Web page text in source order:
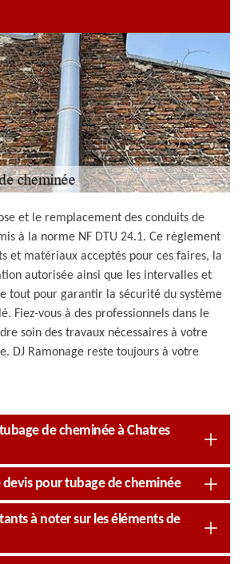
et le remplacement des conduits de
à la norme NF DTU 24.1. Ce règlement
et matériaux acceptés pour ces faires, la
autorisée ainsi que les intervalles et
tout pour garantir la sécurité du système
Fiez-vous à des professionnels dans le
soin des travaux nécessaires à votre
DJ Ramonage reste toujours à votre
de cheminée à Chatres
devis pour tubage de cheminée
à noter sur les éléments de